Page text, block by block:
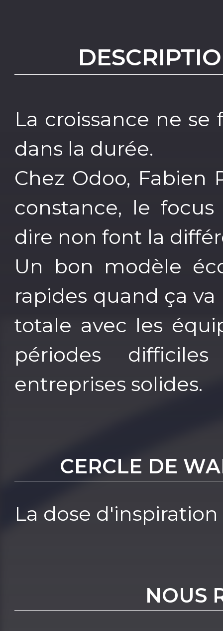
La croissance ne
dans la durée.
Chez Odoo, Fabien
constance, le
dire non font la
Un bon modèle
rapides quand ça
totale avec les
périodes
entreprises solides.
CERCLE DE
La dose
NOUS